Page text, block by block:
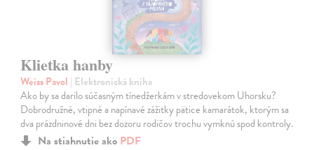
Klietka hanby
Weiss Pavol | Elektronická kniha
Ako by sa darilo súčasným tínedžerkám v stredovekom Uhorsku?
Dobrodružné, vtipné a napínavé zážitky pätice kamarátok, ktorým sa
dva prázdninové dni bez dozoru rodičov trochu vymknú spod kontroly.
Na stiahnutie ako PDF